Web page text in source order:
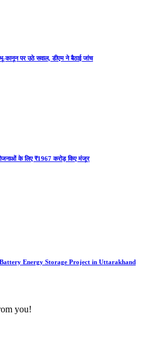
कानून पर उठे सवाल, डीएम ने बैठाई जांच
के लिए ₹1967 करोड़ किए मंजूर
Energy Storage Project in Uttarakhand
you!